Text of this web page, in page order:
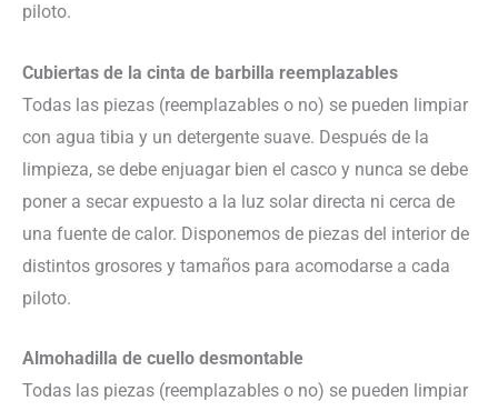
piloto.
Cubiertas de la cinta de barbilla reemplazables
Todas las piezas (reemplazables o no) se pueden limpiar
con agua tibia y un detergente suave. Después de la
limpieza, se debe enjuagar bien el casco y nunca se debe
poner a secar expuesto a la luz solar directa ni cerca de
una fuente de calor. Disponemos de piezas del interior de
distintos grosores y tamaños para acomodarse a cada
piloto.
Almohadilla de cuello desmontable
Todas las piezas (reemplazables o no) se pueden limpiar